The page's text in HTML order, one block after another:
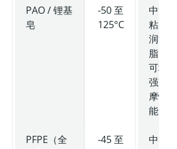
PAO / 锂基
皂
-50 至
125°C
中等
粘度
润滑
脂，
可增
强减
摩性
能。
PFPE（全
-45 至
中等